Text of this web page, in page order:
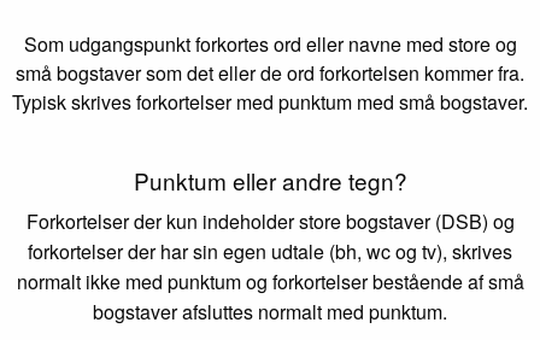
Som udgangspunkt forkortes ord eller navne med store og
små bogstaver som det eller de ord forkortelsen kommer fra.
Typisk skrives forkortelser med punktum med små bogstaver.
Punktum eller andre tegn?
Forkortelser der kun indeholder store bogstaver (DSB) og
forkortelser der har sin egen udtale (bh, wc og tv), skrives
normalt ikke med punktum og forkortelser bestående af små
bogstaver afsluttes normalt med punktum.